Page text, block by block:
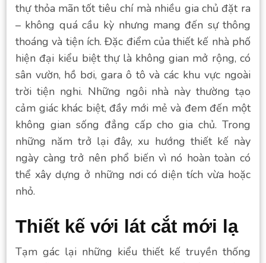
thự thỏa mãn tốt tiêu chí mà nhiều gia chủ đặt ra
– không quá cầu kỳ nhưng mang đến sự thông
thoáng và tiện ích. Đặc điểm của thiết kế nhà phố
hiện đại kiểu biệt thự là không gian mở rộng, có
sân vườn, hồ bơi, gara ô tô và các khu vực ngoài
trời tiện nghi. Những ngôi nhà này thường tạo
cảm giác khác biệt, đầy mới mẻ và đem đến một
không gian sống đẳng cấp cho gia chủ. Trong
những năm trở lại đây, xu hướng thiết kế này
ngày càng trở nên phổ biến vì nó hoàn toàn có
thể xây dựng ở những nơi có diện tích vừa hoặc
nhỏ.
Thiết kế với lát cắt mới lạ
Tạm gác lại những kiểu thiết kế truyền thống